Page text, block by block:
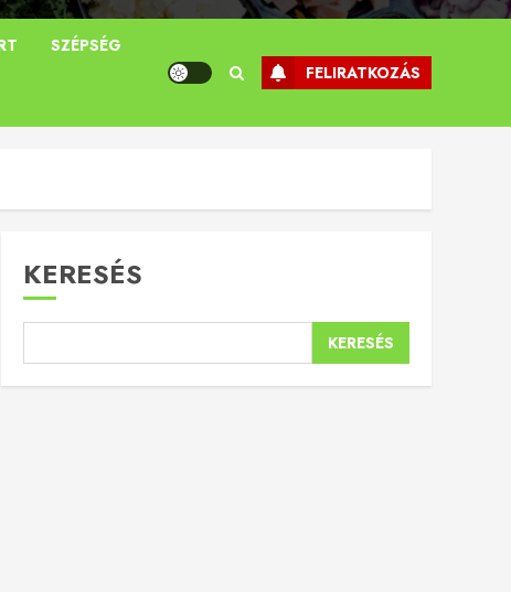
SZÉPSÉG
FELIRATKOZÁS
KERESÉS
KERESÉS